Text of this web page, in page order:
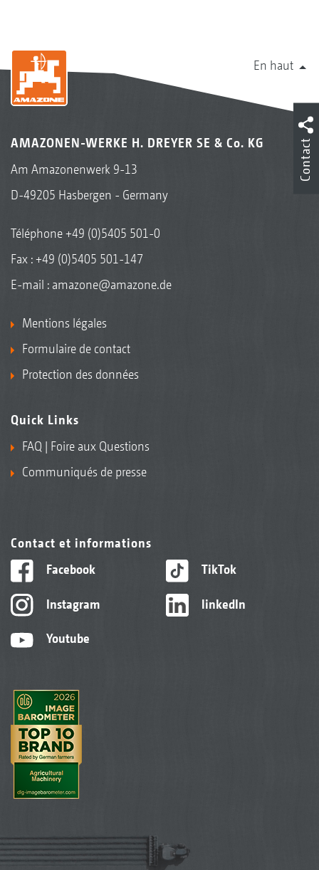
En haut
AMAZONEN-WERKE H. DREYER SE & Co. KG
Am Amazonenwerk 9-13
D-49205 Hasbergen - Germany
Téléphone+49 (0)5405 501-0
Fax : +49 (0)5405 501-147
E-mail : amazone@amazone.de
Mentions légales
Formulaire de contact
Protection des données
Quick Links
FAQ | Foire aux Questions
Communiqués de presse
Contact et informations
Facebook
Instagram
Youtube
TikTok
linkedIn
Contact